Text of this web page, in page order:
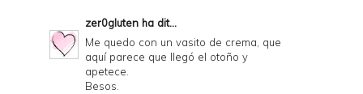
zer0gluten ha dit...
Me quedo con un vasito de crema, que
aquí parece que llegó el otoño y
apetece.
Besos.